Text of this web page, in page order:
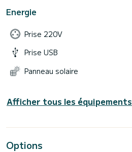
Energie
Prise 220V
Prise USB
Panneau solaire
Afficher tous les équipements
Options